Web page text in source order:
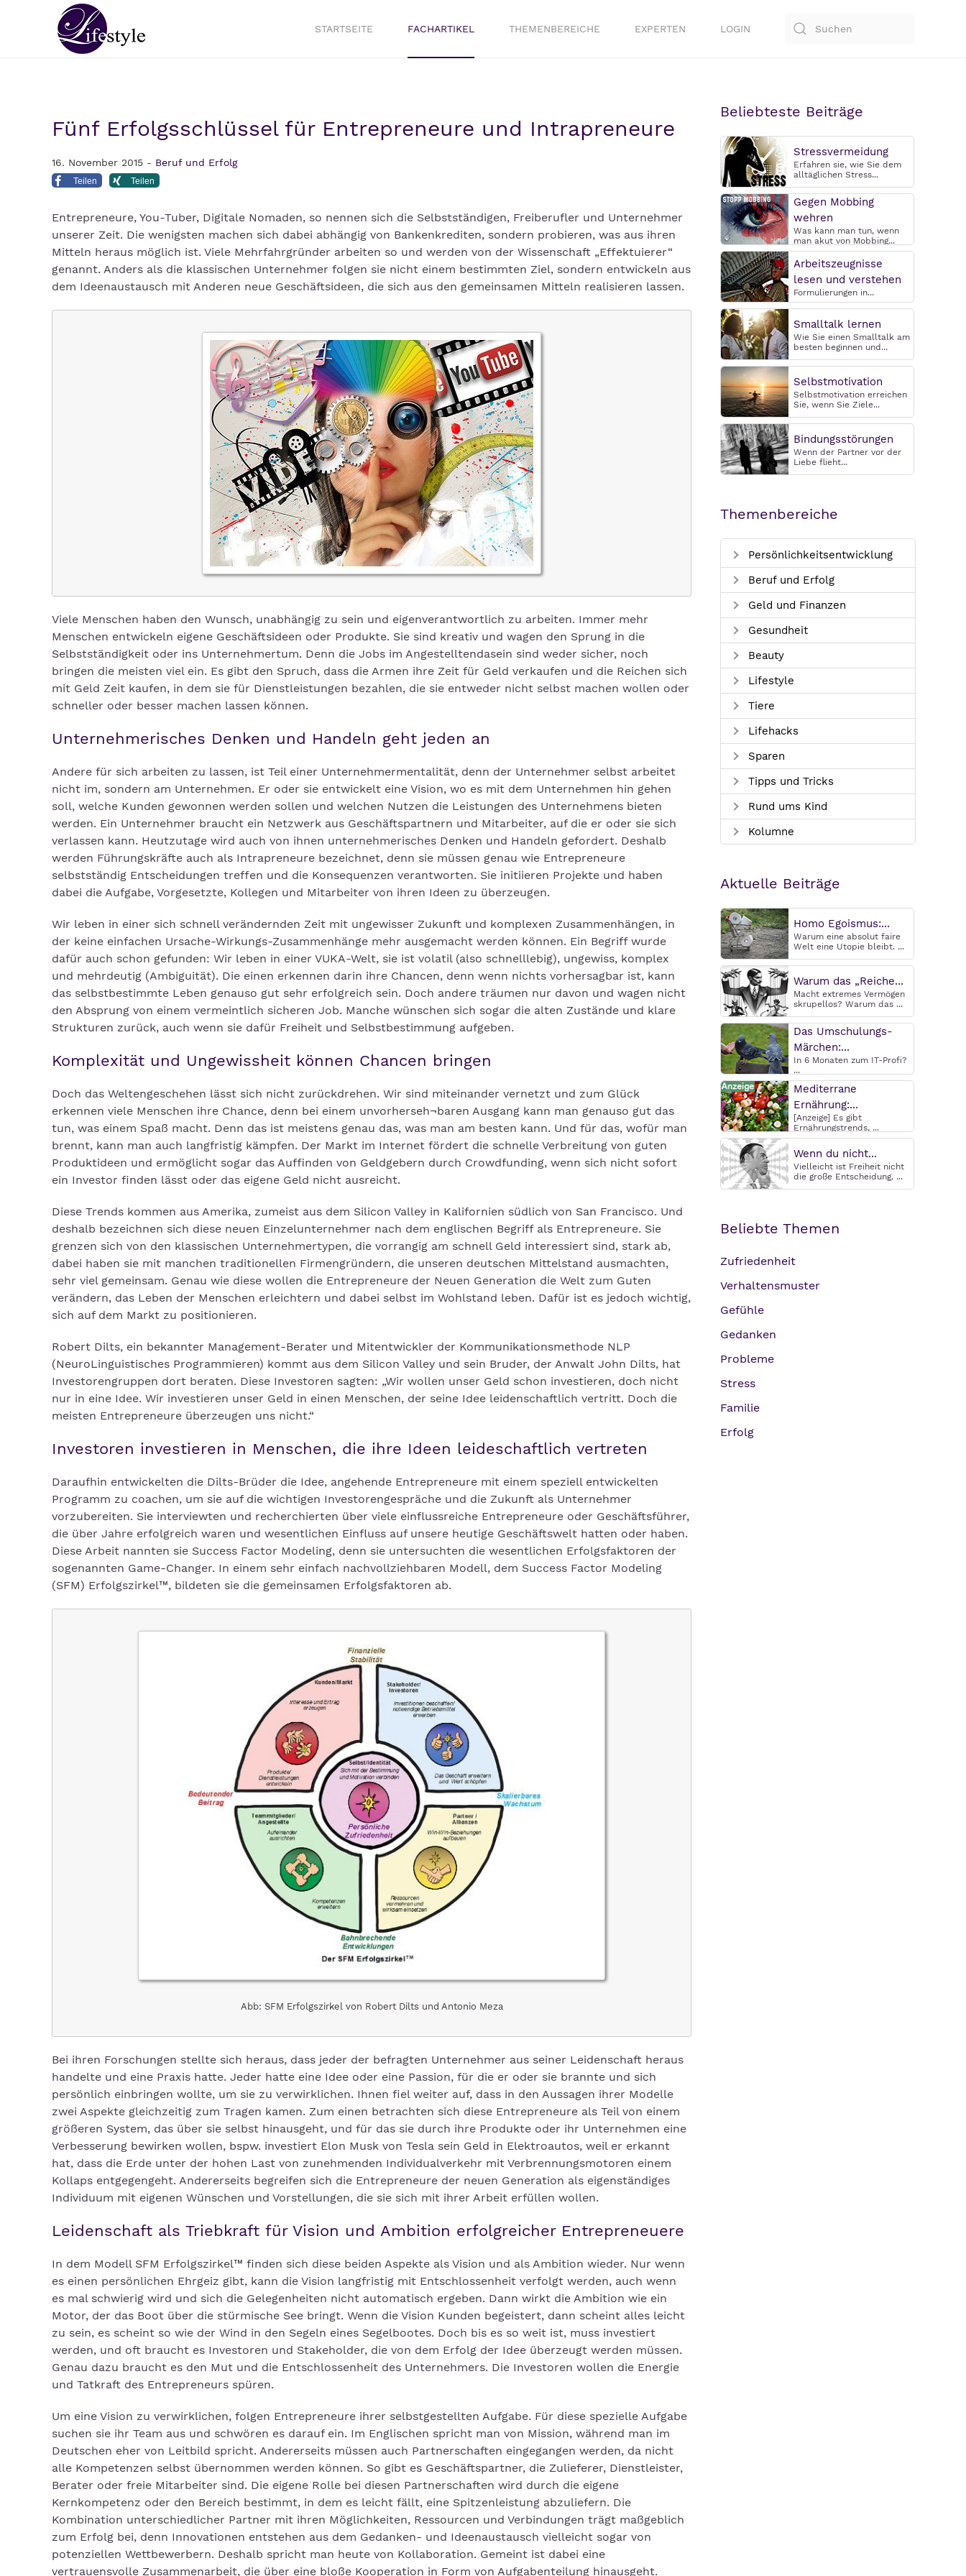
STARTSEITE FACHARTIKEL THEMENBEREICHE EXPERTEN LOGIN
Fünf Erfolgsschlüssel für Entrepreneure und Intrapreneure
16. November 2015 - Beruf und Erfolg
Teilen Teilen
Entrepreneure, You-Tuber, Digitale Nomaden, so nennen sich die Selbstständigen, Freiberufler und Unternehmer
unserer Zeit. Die wenigsten machen sich dabei abhängig von Bankenkrediten, sondern probieren, was aus ihren
Mitteln heraus möglich ist. Viele Mehrfahrgründer arbeiten so und werden von der Wissenschaft „Effektuierer“
genannt. Anders als die klassischen Unternehmer folgen sie nicht einem bestimmten Ziel, sondern entwickeln aus
dem Ideenaustausch mit Anderen neue Geschäftsideen, die sich aus den gemeinsamen Mitteln realisieren lassen.
Viele Menschen haben den Wunsch, unabhängig zu sein und eigenverantwortlich zu arbeiten. Immer mehr
Menschen entwickeln eigene Geschäftsideen oder Produkte. Sie sind kreativ und wagen den Sprung in die
Selbstständigkeit oder ins Unternehmertum. Denn die Jobs im Angestelltendasein sind weder sicher, noch
bringen die meisten viel ein. Es gibt den Spruch, dass die Armen ihre Zeit für Geld verkaufen und die Reichen sich
mit Geld Zeit kaufen, in dem sie für Dienstleistungen bezahlen, die sie entweder nicht selbst machen wollen oder
schneller oder besser machen lassen können.
Unternehmerisches Denken und Handeln geht jeden an
Andere für sich arbeiten zu lassen, ist Teil einer Unternehmermentalität, denn der Unternehmer selbst arbeitet
nicht im, sondern am Unternehmen. Er oder sie entwickelt eine Vision, wo es mit dem Unternehmen hin gehen
soll, welche Kunden gewonnen werden sollen und welchen Nutzen die Leistungen des Unternehmens bieten
werden. Ein Unternehmer braucht ein Netzwerk aus Geschäftspartnern und Mitarbeiter, auf die er oder sie sich
verlassen kann. Heutzutage wird auch von ihnen unternehmerisches Denken und Handeln gefordert. Deshalb
werden Führungskräfte auch als Intrapreneure bezeichnet, denn sie müssen genau wie Entrepreneure
selbstständig Entscheidungen treffen und die Konsequenzen verantworten. Sie initiieren Projekte und haben
dabei die Aufgabe, Vorgesetzte, Kollegen und Mitarbeiter von ihren Ideen zu überzeugen.
Wir leben in einer sich schnell verändernden Zeit mit ungewisser Zukunft und komplexen Zusammenhängen, in
der keine einfachen Ursache-Wirkungs-Zusammenhänge mehr ausgemacht werden können. Ein Begriff wurde
dafür auch schon gefunden: Wir leben in einer VUKA-Welt, sie ist volatil (also schnelllebig), ungewiss, komplex
und mehrdeutig (Ambiguität). Die einen erkennen darin ihre Chancen, denn wenn nichts vorhersagbar ist, kann
das selbstbestimmte Leben genauso gut sehr erfolgreich sein. Doch andere träumen nur davon und wagen nicht
den Absprung von einem vermeintlich sicheren Job. Manche wünschen sich sogar die alten Zustände und klare
Strukturen zurück, auch wenn sie dafür Freiheit und Selbstbestimmung aufgeben.
Komplexität und Ungewissheit können Chancen bringen
Doch das Weltengeschehen lässt sich nicht zurückdrehen. Wir sind miteinander vernetzt und zum Glück
erkennen viele Menschen ihre Chance, denn bei einem unvorherseh¬baren Ausgang kann man genauso gut das
tun, was einem Spaß macht. Denn das ist meistens genau das, was man am besten kann. Und für das, wofür man
brennt, kann man auch langfristig kämpfen. Der Markt im Internet fördert die schnelle Verbreitung von guten
Produktideen und ermöglicht sogar das Auffinden von Geldgebern durch Crowdfunding, wenn sich nicht sofort
ein Investor finden lässt oder das eigene Geld nicht ausreicht.
Diese Trends kommen aus Amerika, zumeist aus dem Silicon Valley in Kalifornien südlich von San Francisco. Und
deshalb bezeichnen sich diese neuen Einzelunternehmer nach dem englischen Begriff als Entrepreneure. Sie
grenzen sich von den klassischen Unternehmertypen, die vorrangig am schnell Geld interessiert sind, stark ab,
dabei haben sie mit manchen traditionellen Firmengründern, die unseren deutschen Mittelstand ausmachten,
sehr viel gemeinsam. Genau wie diese wollen die Entrepreneure der Neuen Generation die Welt zum Guten
verändern, das Leben der Menschen erleichtern und dabei selbst im Wohlstand leben. Dafür ist es jedoch wichtig,
sich auf dem Markt zu positionieren.
Robert Dilts, ein bekannter Management-Berater und Mitentwickler der Kommunikationsmethode NLP
(NeuroLinguistisches Programmieren) kommt aus dem Silicon Valley und sein Bruder, der Anwalt John Dilts, hat
Investorengruppen dort beraten. Diese Investoren sagten: „Wir wollen unser Geld schon investieren, doch nicht
nur in eine Idee. Wir investieren unser Geld in einen Menschen, der seine Idee leidenschaftlich vertritt. Doch die
meisten Entrepreneure überzeugen uns nicht.“
Investoren investieren in Menschen, die ihre Ideen leideschaftlich vertreten
Daraufhin entwickelten die Dilts-Brüder die Idee, angehende Entrepreneure mit einem speziell entwickelten
Programm zu coachen, um sie auf die wichtigen Investorengespräche und die Zukunft als Unternehmer
vorzubereiten. Sie interviewten und recherchierten über viele einflussreiche Entrepreneure oder Geschäftsführer,
die über Jahre erfolgreich waren und wesentlichen Einfluss auf unsere heutige Geschäftswelt hatten oder haben.
Diese Arbeit nannten sie Success Factor Modeling, denn sie untersuchten die wesentlichen Erfolgsfaktoren der
sogenannten Game-Changer. In einem sehr einfach nachvollziehbaren Modell, dem Success Factor Modeling
(SFM) Erfolgszirkel™, bildeten sie die gemeinsamen Erfolgsfaktoren ab.
Abb: SFM Erfolgszirkel von Robert Dilts und Antonio Meza
Bei ihren Forschungen stellte sich heraus, dass jeder der befragten Unternehmer aus seiner Leidenschaft heraus
handelte und eine Praxis hatte. Jeder hatte eine Idee oder eine Passion, für die er oder sie brannte und sich
persönlich einbringen wollte, um sie zu verwirklichen. Ihnen fiel weiter auf, dass in den Aussagen ihrer Modelle
zwei Aspekte gleichzeitig zum Tragen kamen. Zum einen betrachten sich diese Entrepreneure als Teil von einem
größeren System, das über sie selbst hinausgeht, und für das sie durch ihre Produkte oder ihr Unternehmen eine
Verbesserung bewirken wollen, bspw. investiert Elon Musk von Tesla sein Geld in Elektroautos, weil er erkannt
hat, dass die Erde unter der hohen Last von zunehmenden Individualverkehr mit Verbrennungsmotoren einem
Kollaps entgegengeht. Andererseits begreifen sich die Entrepreneure der neuen Generation als eigenständiges
Individuum mit eigenen Wünschen und Vorstellungen, die sie sich mit ihrer Arbeit erfüllen wollen.
Leidenschaft als Triebkraft für Vision und Ambition erfolgreicher Entrepreneuere
In dem Modell SFM Erfolgszirkel™ finden sich diese beiden Aspekte als Vision und als Ambition wieder. Nur wenn
es einen persönlichen Ehrgeiz gibt, kann die Vision langfristig mit Entschlossenheit verfolgt werden, auch wenn
es mal schwierig wird und sich die Gelegenheiten nicht automatisch ergeben. Dann wirkt die Ambition wie ein
Motor, der das Boot über die stürmische See bringt. Wenn die Vision Kunden begeistert, dann scheint alles leicht
zu sein, es scheint so wie der Wind in den Segeln eines Segelbootes. Doch bis es so weit ist, muss investiert
werden, und oft braucht es Investoren und Stakeholder, die von dem Erfolg der Idee überzeugt werden müssen.
Genau dazu braucht es den Mut und die Entschlossenheit des Unternehmers. Die Investoren wollen die Energie
und Tatkraft des Entrepreneurs spüren.
Um eine Vision zu verwirklichen, folgen Entrepreneure ihrer selbstgestellten Aufgabe. Für diese spezielle Aufgabe
suchen sie ihr Team aus und schwören es darauf ein. Im Englischen spricht man von Mission, während man im
Deutschen eher von Leitbild spricht. Andererseits müssen auch Partnerschaften eingegangen werden, da nicht
alle Kompetenzen selbst übernommen werden können. So gibt es Geschäftspartner, die Zulieferer, Dienstleister,
Berater oder freie Mitarbeiter sind. Die eigene Rolle bei diesen Partnerschaften wird durch die eigene
Kernkompetenz oder den Bereich bestimmt, in dem es leicht fällt, eine Spitzenleistung abzuliefern. Die
Kombination unterschiedlicher Partner mit ihren Möglichkeiten, Ressourcen und Verbindungen trägt maßgeblich
zum Erfolg bei, denn Innovationen entstehen aus dem Gedanken- und Ideenaustausch vielleicht sogar von
potenziellen Wettbewerbern. Deshalb spricht man heute von Kollaboration. Gemeint ist dabei eine
vertrauensvolle Zusammenarbeit, die über eine bloße Kooperation in Form von Aufgabenteilung hinausgeht.
Beliebteste Beiträge
Stressvermeidung
Erfahren sie, wie Sie dem
alltäglichen Stress...
Gegen Mobbing
wehren
Was kann man tun, wenn
man akut von Mobbing...
Arbeitszeugnisse
lesen und verstehen
Formulierungen in...
Smalltalk lernen
Wie Sie einen Smalltalk am
besten beginnen und...
Selbstmotivation
Selbstmotivation erreichen
Sie, wenn Sie Ziele...
Bindungsstörungen
Wenn der Partner vor der
Liebe flieht...
Themenbereiche
Persönlichkeitsentwicklung
Beruf und Erfolg
Geld und Finanzen
Gesundheit
Beauty
Lifestyle
Tiere
Lifehacks
Sparen
Tipps und Tricks
Rund ums Kind
Kolumne
Aktuelle Beiträge
Homo Egoismus:...
Warum eine absolut faire
Welt eine Utopie bleibt. ...
Warum das „Reiche...
Macht extremes Vermögen
skrupellos? Warum das ...
Das Umschulungs-
Märchen:...
In 6 Monaten zum IT-Profi?
...
Mediterrane
Ernährung:...
[Anzeige] Es gibt
Ernährungstrends, ...
Wenn du nicht...
Vielleicht ist Freiheit nicht
die große Entscheidung. ...
Beliebte Themen
Zufriedenheit
Verhaltensmuster
Gefühle
Gedanken
Probleme
Stress
Familie
Erfolg